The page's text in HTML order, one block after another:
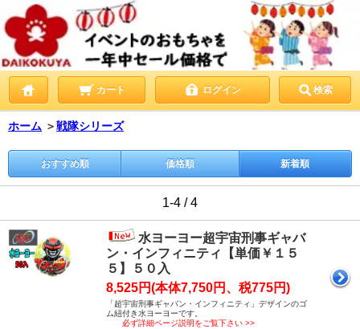
カート ログイン 検索
ホーム ＞戦隊シリーズ
おすすめ順 価格順 新着順
1-4 / 4
水ヨーヨー超宇宙刑事ギャバ
ン・インフィニティ【単価￥１５
５】５０入
8,525円(本体7,750円、税775円)
「超宇宙刑事ギャバン・インフィニティ」デザインのゴ
ム紐付き水ヨーヨーです。
必ず詳細ページ説明をご覧下さい >>